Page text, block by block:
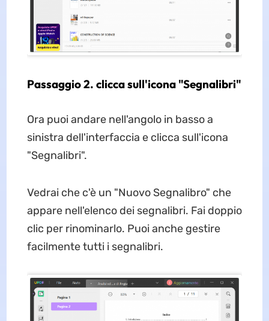
Passaggio 2. clicca sull'icona "Segnalibri"
Ora puoi andare nell'angolo in basso a
sinistra dell'interfaccia e clicca sull'icona
"Segnalibri".
Vedrai che c'è un "Nuovo Segnalibro" che
appare nell'elenco dei segnalibri. Fai doppio
clic per rinominarlo. Puoi anche gestire
facilmente tutti i segnalibri.